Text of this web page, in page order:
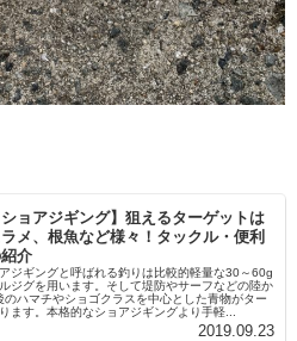
ショアジギング】狙えるターゲットは
メ、根魚など様々！タックル・便利
介
ジギングと呼ばれる釣りは比較的軽量な30～60g
ジグを用います。そして堤防やサーフなどの陸か
のハマチやショゴクラスを中心とした青物がター
ます。本格的なショアジギングより手軽...
2019.09.23